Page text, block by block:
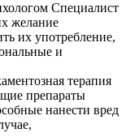
Специалист
желание
их употребление,
и
терапия
препараты
нанести вред